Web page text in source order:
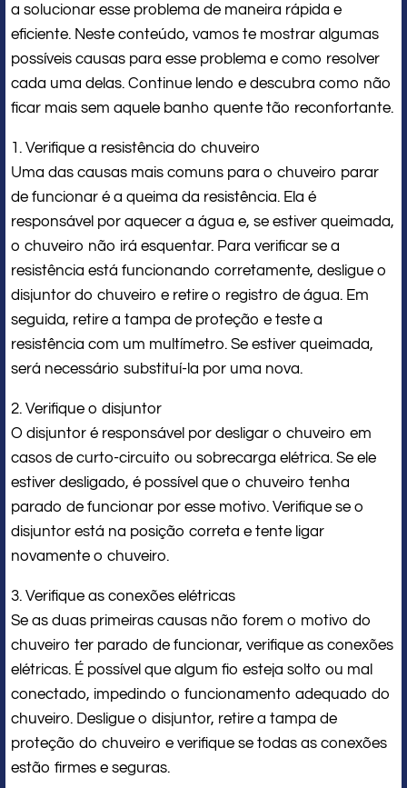
a solucionar esse problema de maneira rápida e
eficiente. Neste conteúdo, vamos te mostrar algumas
possíveis causas para esse problema e como resolver
cada uma delas. Continue lendo e descubra como não
ficar mais sem aquele banho quente tão reconfortante.
1. Verifique a resistência do chuveiro
Uma das causas mais comuns para o chuveiro parar
de funcionar é a queima da resistência. Ela é
responsável por aquecer a água e, se estiver queimada,
o chuveiro não irá esquentar. Para verificar se a
resistência está funcionando corretamente, desligue o
disjuntor do chuveiro e retire o registro de água. Em
seguida, retire a tampa de proteção e teste a
resistência com um multímetro. Se estiver queimada,
será necessário substituí-la por uma nova.
2. Verifique o disjuntor
O disjuntor é responsável por desligar o chuveiro em
casos de curto-circuito ou sobrecarga elétrica. Se ele
estiver desligado, é possível que o chuveiro tenha
parado de funcionar por esse motivo. Verifique se o
disjuntor está na posição correta e tente ligar
novamente o chuveiro.
3. Verifique as conexões elétricas
Se as duas primeiras causas não forem o motivo do
chuveiro ter parado de funcionar, verifique as conexões
elétricas. É possível que algum fio esteja solto ou mal
conectado, impedindo o funcionamento adequado do
chuveiro. Desligue o disjuntor, retire a tampa de
proteção do chuveiro e verifique se todas as conexões
estão firmes e seguras.